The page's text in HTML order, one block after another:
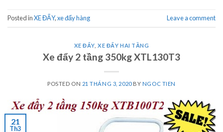
Posted inXE ĐẨY,xe đẩy hàng Leave a comment
XE ĐẨY,XE ĐẨY HAI TẦNG
Xe đẩy 2 tầng 350kg XTL130T3
POSTED ON 21 THÁNG 3, 2020BY NGOC TIEN
21
Th3